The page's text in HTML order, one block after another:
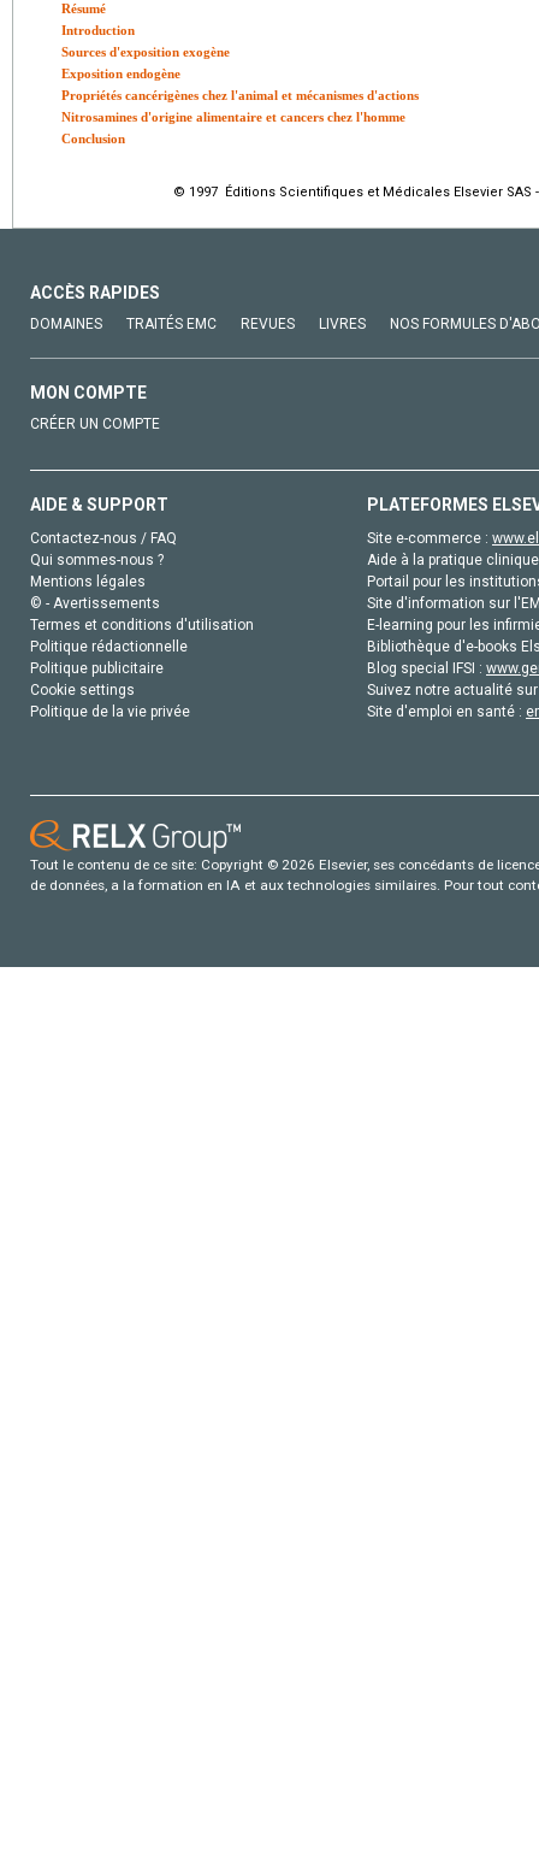
Résumé
Introduction
Sources d'exposition exogène
Exposition endogène
Propriétés cancérigènes chez l'animal et mécanismes d'actions
Nitrosamines d'origine alimentaire et cancers chez l'homme
Conclusion
© 1997 Éditions Scientifiques et Médicales Elsevier SAS
ACCÈS RAPIDES
DOMAINES TRAITÉS EMC REVUES LIVRES NOS FORMULES
MON COMPTE
CRÉER UN COMPTE
AIDE & SUPPORT
Contactez-nous / FAQ
Qui sommes-nous ?
Mentions légales
© - Avertissements
Termes et conditions d'utilisation
Politique rédactionnelle
Politique publicitaire
Cookie settings
Politique de la vie privée
PLATEFORMES
Site e-commerce :
Aide à la pratique
Portail pour les
Site d'information sur
E-learning pour les
Bibliothèque d'e-books
Blog special IFSI :
Suivez notre actualité
Site d'emploi en santé :
Tout le contenu de ce site: Copyright © 2026 Elsevier, ses concédants de
de données, a la formation en IA et aux technologies similaires. Pour tout